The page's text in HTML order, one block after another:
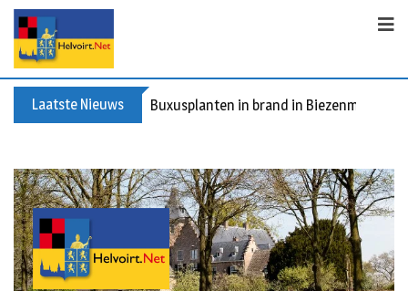
Laatste Nieuws Buxusplanten in brand in Biezenmortel,